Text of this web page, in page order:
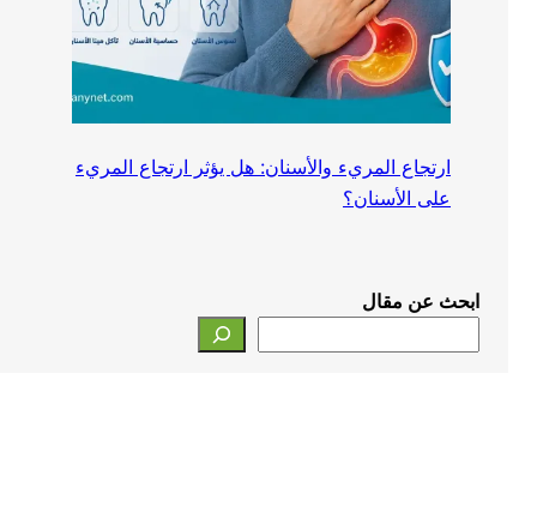
ارتجاع المريء والأسنان: هل يؤثر ارتجاع المريء
على الأسنان؟
ابحث عن مقال